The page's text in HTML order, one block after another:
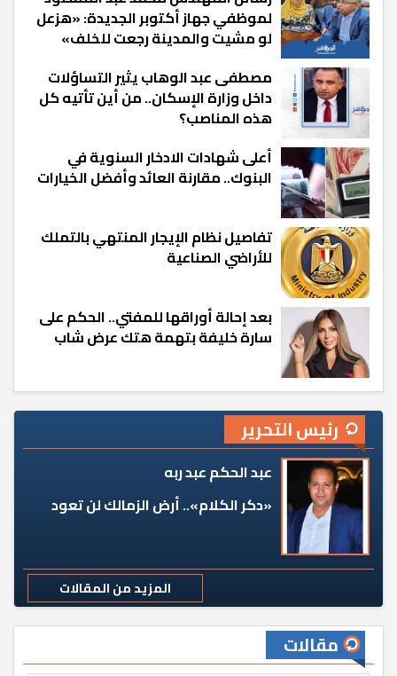
لموظفي جهاز أكتوبر الجديدة: «هزعل
لو مشيت والمدينة رجعت للخلف»
مصطفى عبد الوهاب يثير التساؤلات
داخل وزارة الإسكان.. من أين تأتيه كل
هذه المناصب؟
أعلى شهادات الادخار السنوية في
البنوك.. مقارنة العائد وأفضل الخيارات
تفاصيل نظام الإيجار المنتهي بالتملك
للأراضي الصناعية
بعد إحالة أوراقها للمفتي.. الحكم على
سارة خليفة بتهمة هتك عرض شاب
رئيس التحرير
عبد الحكم عبد ربه
«دكر الكلام».. أرض الزمالك لن تعود
المزيد من المقالات
مقالات